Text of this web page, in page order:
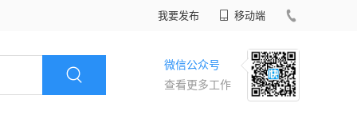
我要发布 移动端
微信公众号
查看更多工作